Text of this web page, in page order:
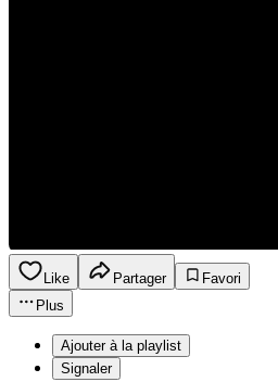
Like Partager
Favori
Plus
Ajouter à la playlist
Signaler